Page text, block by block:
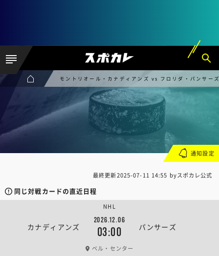
モントリオール・カナディアンズ vs フロリダ・パンサー
最終更新2025-07-11 14:55 byスポカレ公式
同じ対戦カードの直近日程
カナディアンズ
2026.12.06
03:00 パンサーズ
NHL
ベル・センター
通知設定